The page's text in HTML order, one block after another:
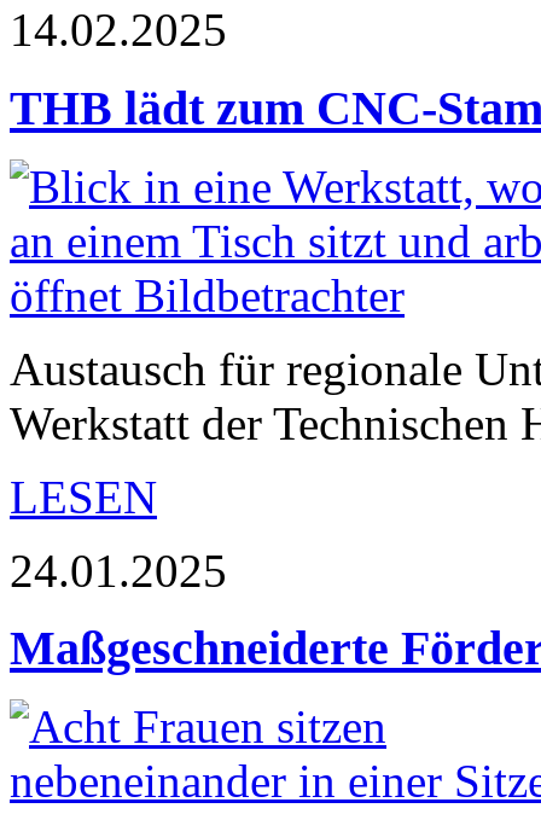
14.02.2025
THB lädt zum CNC-
Austausch für regionale
Werkstatt der Technischen
LESEN
24.01.2025
Maßgeschneiderte